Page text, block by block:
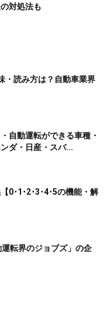
対処法も
・読み方は？自動車業界
自動運転ができる車種・
ダ・日産・スバ...
0･1･2･3･4･5の機能・解
転界のジョブズ」の企